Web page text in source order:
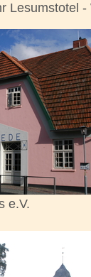
Lesumstotel
e.V.